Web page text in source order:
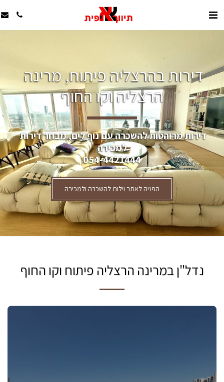
דירות בהרצליה פיתוח, מרינה
הרצליה וקו החוף
דירות מרוהטות להשכרה עם נוף לים, מבחר דירות
למכירה
054-4421444
הפניה לאתר וילות להשכרה ולמכירה
נדל"ן במרינה הרצליה פיתוח וקו החוף